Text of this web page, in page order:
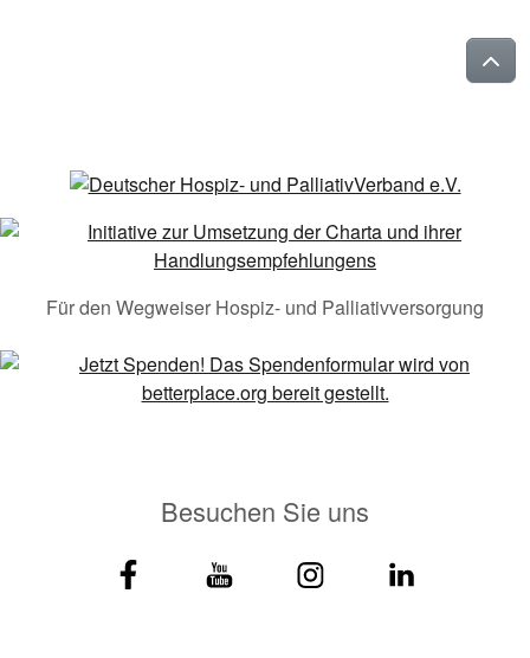
Für den Wegweiser Hospiz- und Palliativversorgung
Besuchen Sie uns